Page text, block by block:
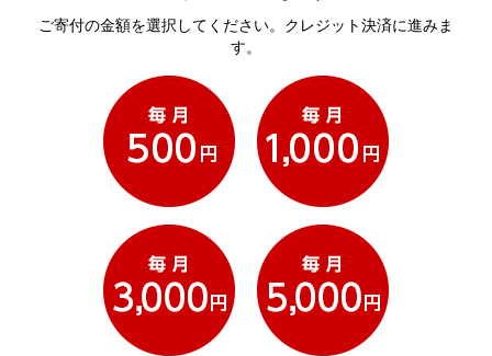
ご寄付の金額を選択してください。クレジット決済に進みま
す。